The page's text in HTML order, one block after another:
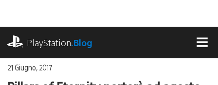
contenuto
PlayStation.Blog
21 Giugno, 2017